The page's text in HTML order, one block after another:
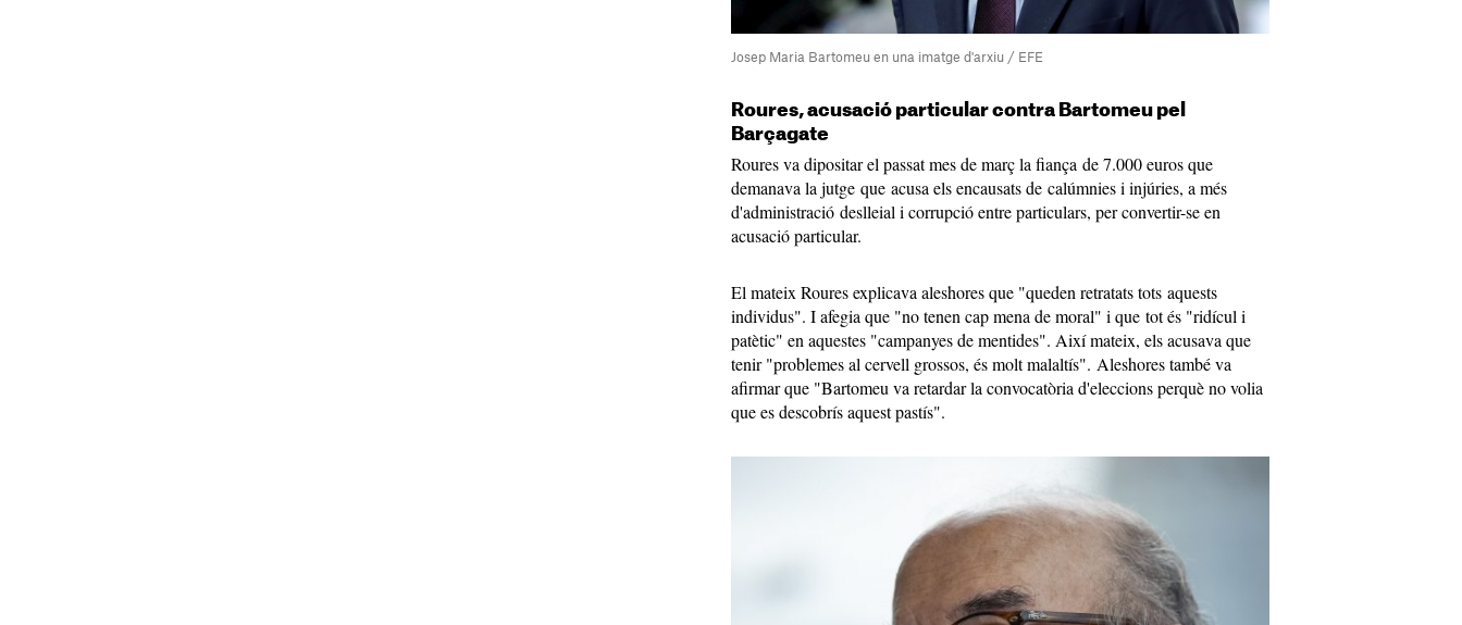
Josep Maria Bartomeu en una imatge d'arxiu / EFE
Roures, acusació particular contra Bartomeu pel
Barçagate
Roures va dipositar el passat mes de març la fiança de 7.000 euros que
demanava la jutge que acusa els encausats de calúmnies i injúries, a més
d'administració deslleial i corrupció entre particulars, per convertir-se en
acusació particular.
El mateix Roures explicava aleshores que "queden retratats tots aquests
individus". I afegia que "no tenen cap mena de moral" i que tot és "ridícul i
patètic" en aquestes "campanyes de mentides". Així mateix, els acusava que
tenir "problemes al cervell grossos, és molt malaltís". Aleshores també va
afirmar que "Bartomeu va retardar la convocatòria d'eleccions perquè no volia
que es descobrís aquest pastís".